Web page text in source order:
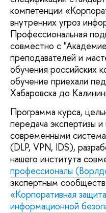
компетенции
внутренних угроз
Профессиональная
совместно с
преподавателей и
обучения российских
обучение приехали
Хабаровска до
Программа курса,
передача экспертизы
современными
(DLP, VPN, IDS),
нашего института
профессионалы
экспертным
«Корпоративная
информационной